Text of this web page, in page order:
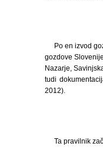
Po en izvod
gozdove
Nazarje,
tudi
2012).
Ta pravilnik